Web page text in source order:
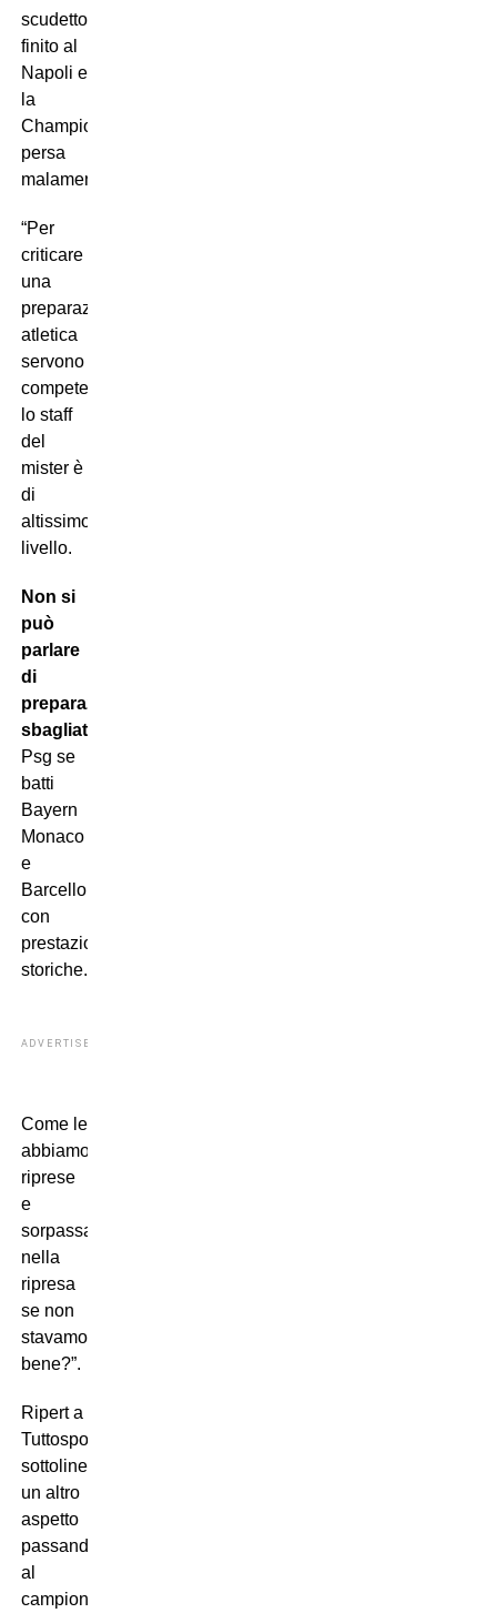
scudetto
finito al
Napoli e
la
Champions
persa
malamente.
“Per
criticare
una
preparazione
atletica
servono
competenze,
lo staff
del
mister è
di
altissimo
livello.
Non si
può
parlare
di
preparazione
sbagliata
Psg se
batti
Bayern
Monaco
e
Barcellona
con
prestazioni
storiche.
ADVERTISEMENT
Come le
abbiamo
riprese
e
sorpassate
nella
ripresa
se non
stavamo
bene?”.
Ripert a
Tuttosport
sottolinea
un altro
aspetto
passando
al
campionato: